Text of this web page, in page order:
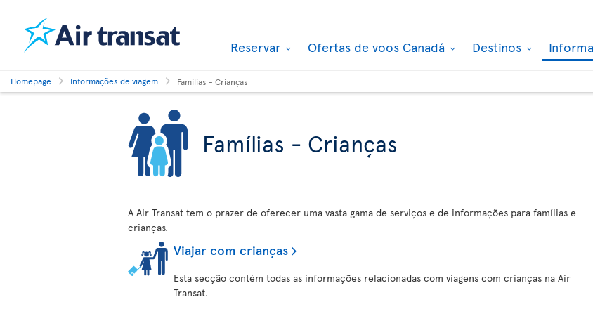
Reservar Ofertas de voos Canadá Destinos
Homepage Informações de viagem Famílias - Crianças
Famílias - Crianças
A Air Transat tem o prazer de oferecer uma vasta gama de serviços e de informações para famílias e
crianças.
Viajar com crianças
Esta secção contém todas as informações relacionadas com viagens com crianças na Air
Transat.